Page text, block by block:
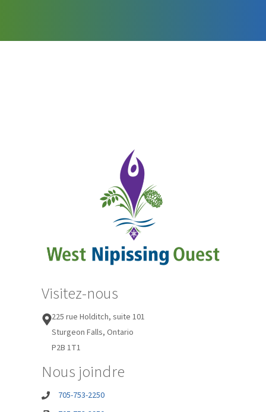
Visitez-nous
225 rue Holditch, suite 101
Sturgeon Falls, Ontario
P2B 1T1
Nous joindre
705-753-2250